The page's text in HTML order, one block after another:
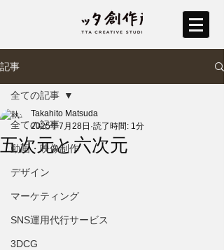
記事
全ての記事
動画・映像制作
デザイン
マーケティング
SNS運用代行サービス
3DCG
全ての記事
五次元と六次元
Takahito Matsuda
2025年7月28日 読了時間: 1分